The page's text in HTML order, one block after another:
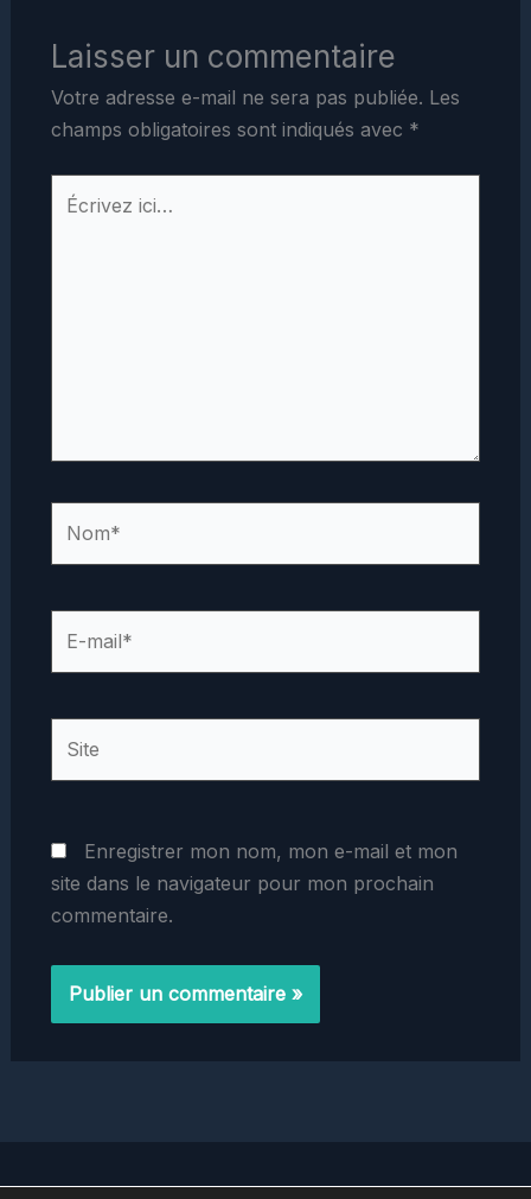
Laisser un commentaire
Votre adresse e-mail ne sera pas publiée. Les
champs obligatoires sont indiqués avec *
Écrivez
ici…
mail*
Enregistrer mon nom, mon e-mail et mon
site dans le navigateur pour mon prochain
commentaire.
Home